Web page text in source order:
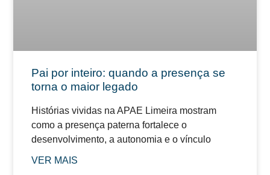
Pai por inteiro: quando a presença se
torna o maior legado
Histórias vividas na APAE Limeira mostram
como a presença paterna fortalece o
desenvolvimento, a autonomia e o vínculo
VER MAIS